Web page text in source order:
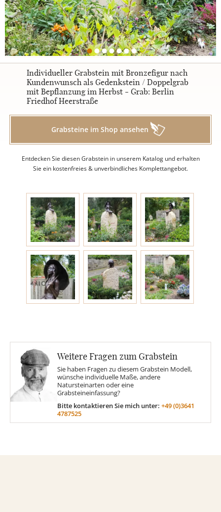
STILE
Klassisch
Romantisch
Modern
Zweiteilig
Stelen
MOTIVE
Glas
Sonne
Findling
Individueller Grabstein mit Bronzefigur nach
Kundenwunsch als Gedenkstein / Doppelgrab
mit Bepflanzung im Herbst - Grab: Berlin
Friedhof Heerstraße
Grabsteine im Shop ansehen
Entdecken Sie diesen Grabstein in unserem Katalog und erhalten
Sie ein kostenfreies & unverbindliches Komplettangebot.
Weitere Fragen zum Grabstein
Sie haben Fragen zu diesem Grabstein Modell,
wünsche individuelle Maße, andere
Natursteinarten oder eine
Grabsteineinfassung?
Bitte kontaktieren Sie mich unter: +49 (0)3641
4787525